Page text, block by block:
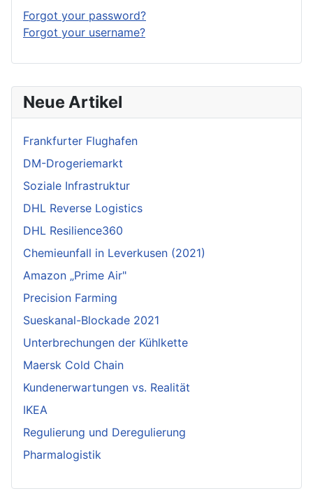
Neue Artikel
Frankfurter Flughafen
DM-Drogeriemarkt
Soziale Infrastruktur
DHL Reverse Logistics
DHL Resilience360
Chemieunfall in Leverkusen (2021)
Amazon „Prime Air"
Precision Farming
Sueskanal-Blockade 2021
Unterbrechungen der Kühlkette
Maersk Cold Chain
Kundenerwartungen vs. Realität
IKEA
Regulierung und Deregulierung
Pharmalogistik
Forgot your password?
Forgot your username?